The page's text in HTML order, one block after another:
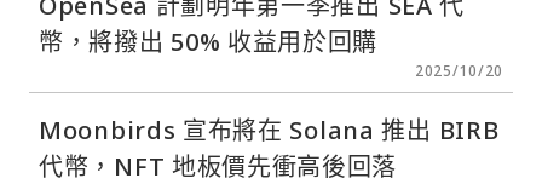
幣，將撥出 50% 收益用於回購
2025/10/20
Moonbirds 宣布將在 Solana 推出 BIRB
代幣，NFT 地板價先衝高後回落